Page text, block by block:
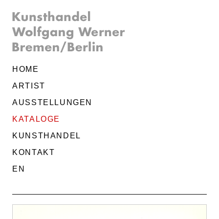
HOME
ARTIST
AUSSTELLUNGEN
KATALOGE
KUNSTHANDEL
KONTAKT
EN